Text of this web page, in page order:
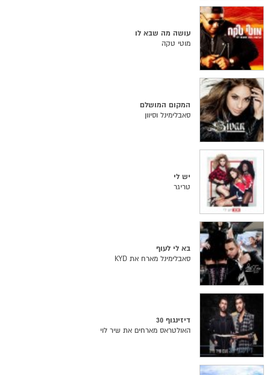
עושה מה שבא לו
מוטי טקה
המקום המושלם
סאבלימינל וסיוון
יש לי
טריגר
בא לי לעוף
סאבלימינל מארח את KYD
דיזינגוף 30
האולטראס מארחים את שיר לוי